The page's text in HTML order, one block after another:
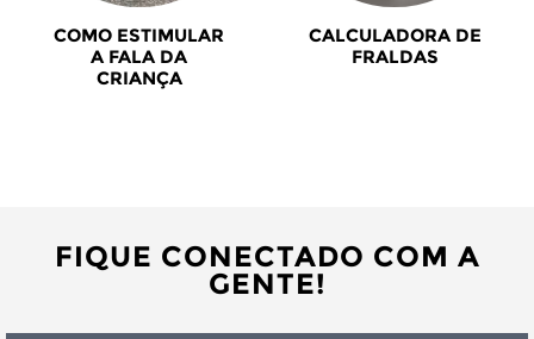
COMO ESTIMULAR
A FALA DA
CRIANÇA
CALCULADORA DE
FRALDAS
FIQUE CONECTADO COM A
GENTE!